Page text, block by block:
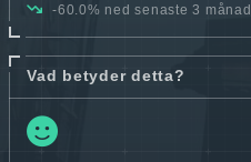
-60.0% ned senaste 3
Vad betyder detta?